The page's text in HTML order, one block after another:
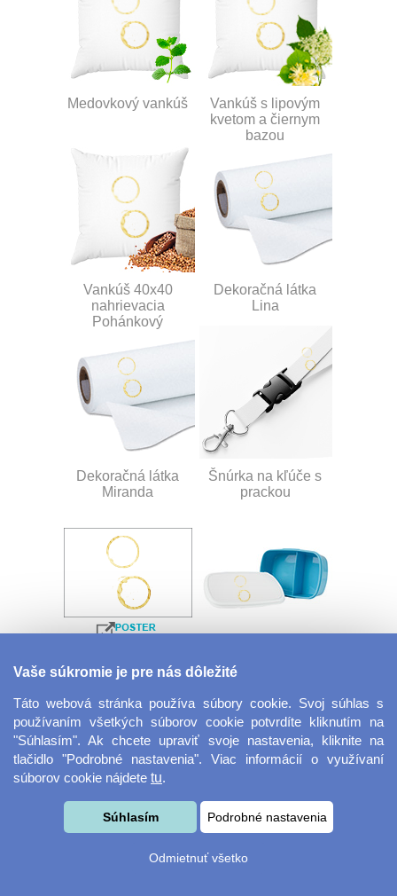
Medovkový vankúš
Vankúš s lipovým
kvetom a čiernym
bazou
Vankúš 40x40
nahrievacia
Pohánkový
Dekoračná látka
Lina
Dekoračná látka
Miranda
Šnúrka na kľúče s
prackou
Velkoformátová
fotografie
Desiatový box
Vaše súkromie je pre nás dôležité
Táto webová stránka používa súbory cookie. Svoj súhlas s
používaním všetkých súborov cookie potvrdíte kliknutím na
"Súhlasím". Ak chcete upraviť svoje nastavenia, kliknite na
tlačidlo "Podrobné nastavenia". Viac informácií o využívaní
súborov cookie nájdete tu.
Súhlasím Podrobné nastavenia
Odmietnuť všetko